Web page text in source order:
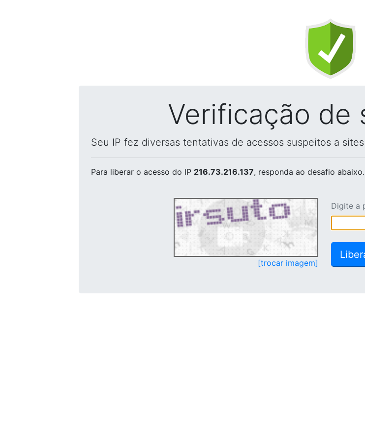
Verificação de
Seu IP fez diversas tentativas de acessos suspeitos a
Para liberar o acesso do IP 216.73.216.137, responda ao desafio abaixo.
[trocar imagem]
Digite a